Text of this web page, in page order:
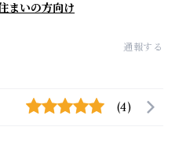
まいの方向け
通報する
(4)